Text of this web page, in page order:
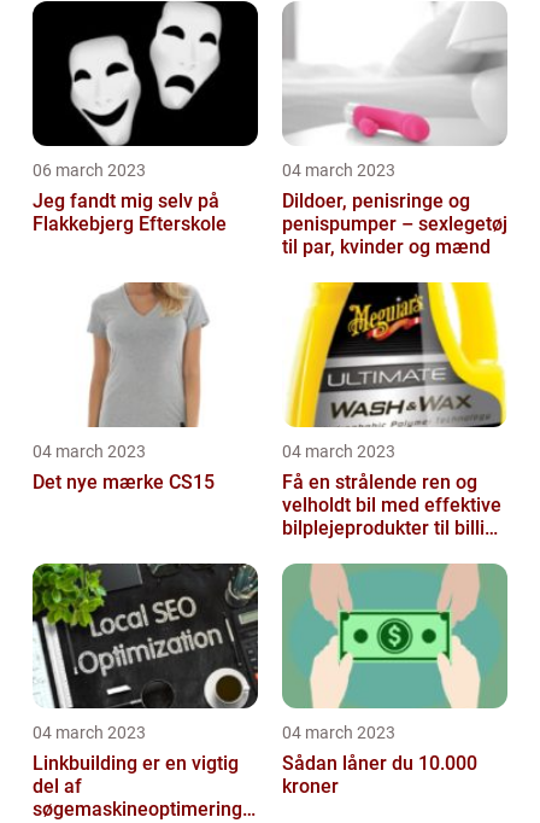
06 march 2023
Jeg fandt mig selv på
Flakkebjerg Efterskole
04 march 2023
Dildoer, penisringe og
penispumper – sexlegetøj
til par, kvinder og mænd
04 march 2023
Det nye mærke CS15
04 march 2023
Få en strålende ren og
velholdt bil med effektive
bilplejeprodukter til billige
04 march 2023
Linkbuilding er en vigtig
del af
søgemaskineoptimeringe
04 march 2023
Sådan låner du 10.000
kroner